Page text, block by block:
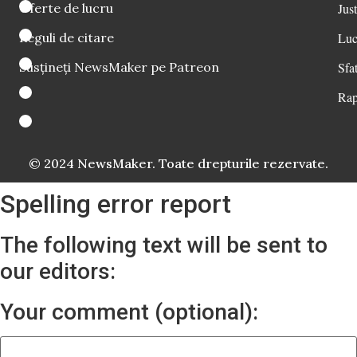
Oferte de lucru
Reguli de citare
Susțineți NewsMaker pe Patreon
© 2024 NewsMaker. Toate drepturile rezervate.
Spelling error report
The following text will be sent to
our editors:
Your comment (optional):